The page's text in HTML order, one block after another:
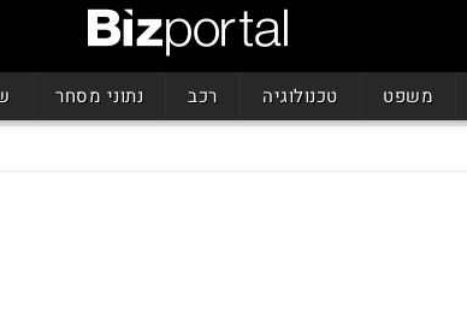
משפט טכנולוגיה רכב נתוני מסחר